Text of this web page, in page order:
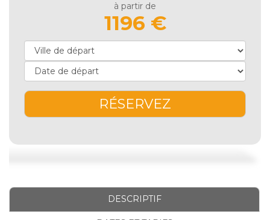
à partir de
1196 €
RÉSERVEZ
DESCRIPTIF